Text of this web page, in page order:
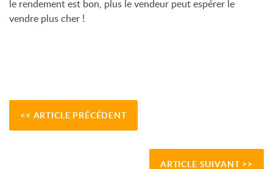
le rendement est bon, plus le vendeur peut espérer le
vendre plus cher !
<< ARTICLE PRÉCÉDENT
ARTICLE SUIVANT >>